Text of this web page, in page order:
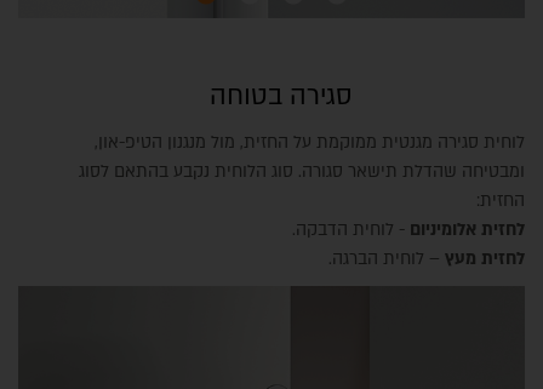
סגירה בטוחה
לוחית סגירה מגנטית ממוקמת על החזית, מול מנגנון הטיפ-און,
ומבטיחה שהדלת תישאר סגורה. סוג הלוחית נקבע בהתאם לסוג
החזית:
לחזית אלומיניום - לוחית הדבקה.
לחזית מעץ – לוחית הברגה.